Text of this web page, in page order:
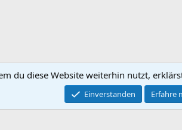
Community platform by XenForo © 2010-
du diese Website weiterhin nutzt,
Einverstanden Erfahre